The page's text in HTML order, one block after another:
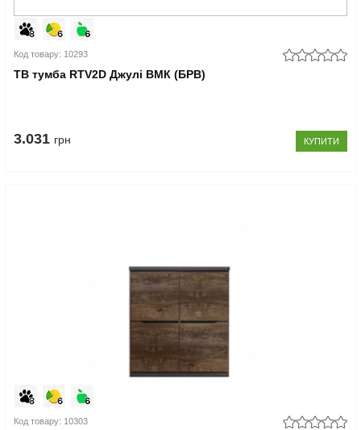
Код товару: 10293
ТВ тумба RTV2D Джулі ВМК (БРВ)
3.031 грн КУПИТИ
Код товару: 10303